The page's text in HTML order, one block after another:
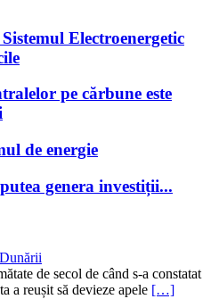
Electroenergetic
pe cărbune este
de energie
genera investiții...
de secol de când s-a constatat
a reușit să devieze apele […]